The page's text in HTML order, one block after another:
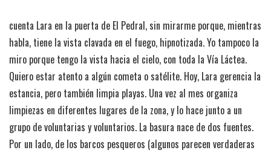
cuenta Lara en la puerta de El Pedral, sin mirarme porque, mientras
habla, tiene la vista clavada en el fuego, hipnotizada. Yo tampoco la
miro porque tengo la vista hacia el cielo, con toda la Vía Láctea.
Quiero estar atento a algún cometa o satélite. Hoy, Lara gerencia la
estancia, pero también limpia playas. Una vez al mes organiza
limpiezas en diferentes lugares de la zona, y lo hace junto a un
grupo de voluntarias y voluntarios. La basura nace de dos fuentes.
Por un lado, de los barcos pesqueros (algunos parecen verdaderas